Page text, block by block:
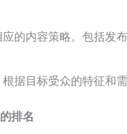
的内容策略。包括发
据目标受众的特征和
排名